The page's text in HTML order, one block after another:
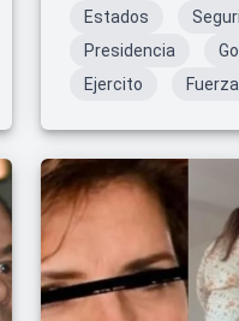
Estados
Presidencia
Ejercito